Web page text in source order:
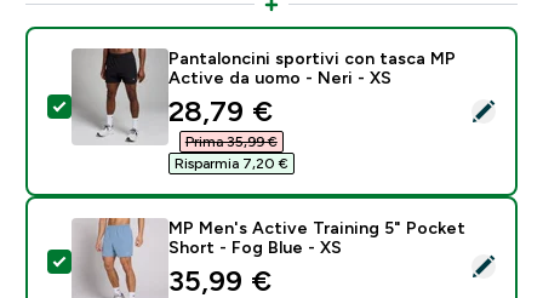
Seleziona questo prodotto - Pantaloncini sportivi
Pantaloncini sportivi con tasca MP
Active da uomo - Neri - XS
discounted price
28,79 €‎
Prima 35,99 €‎
Risparmia 7,20 €‎
Seleziona questo prodotto - MP Men's Active
MP Men's Active Training 5" Pocket
Short - Fog Blue - XS
35,99 €‎